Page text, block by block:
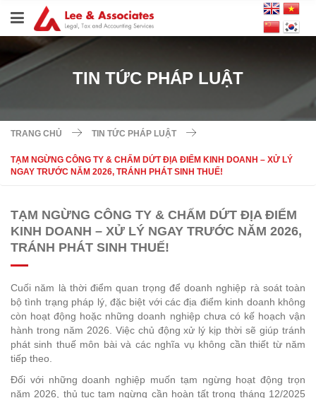
TIN TỨC PHÁP LUẬT
TRANG CHỦ TIN TỨC PHÁP LUẬT
TẠM NGỪNG CÔNG TY & CHẤM DỨT ĐỊA ĐIỂM KINH DOANH – XỬ LÝ
NGAY TRƯỚC NĂM 2026, TRÁNH PHÁT SINH THUẾ!
TẠM NGỪNG CÔNG TY & CHẤM DỨT ĐỊA ĐIỂM
KINH DOANH – XỬ LÝ NGAY TRƯỚC NĂM 2026,
TRÁNH PHÁT SINH THUẾ!
Cuối năm là thời điểm quan trọng để doanh nghiệp rà soát toàn
bộ tình trạng pháp lý, đặc biệt với các địa điểm kinh doanh không
còn hoạt động hoặc những doanh nghiệp chưa có kế hoạch vận
hành trong năm 2026. Việc chủ động xử lý kịp thời sẽ giúp tránh
phát sinh thuế môn bài và các nghĩa vụ không cần thiết từ năm
tiếp theo.
Đối với những doanh nghiệp muốn tạm ngừng hoạt động trọn
năm 2026, thủ tục tạm ngừng cần hoàn tất trong tháng 12/2025